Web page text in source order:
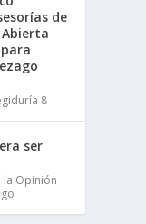
de
8
ser
la Opinión